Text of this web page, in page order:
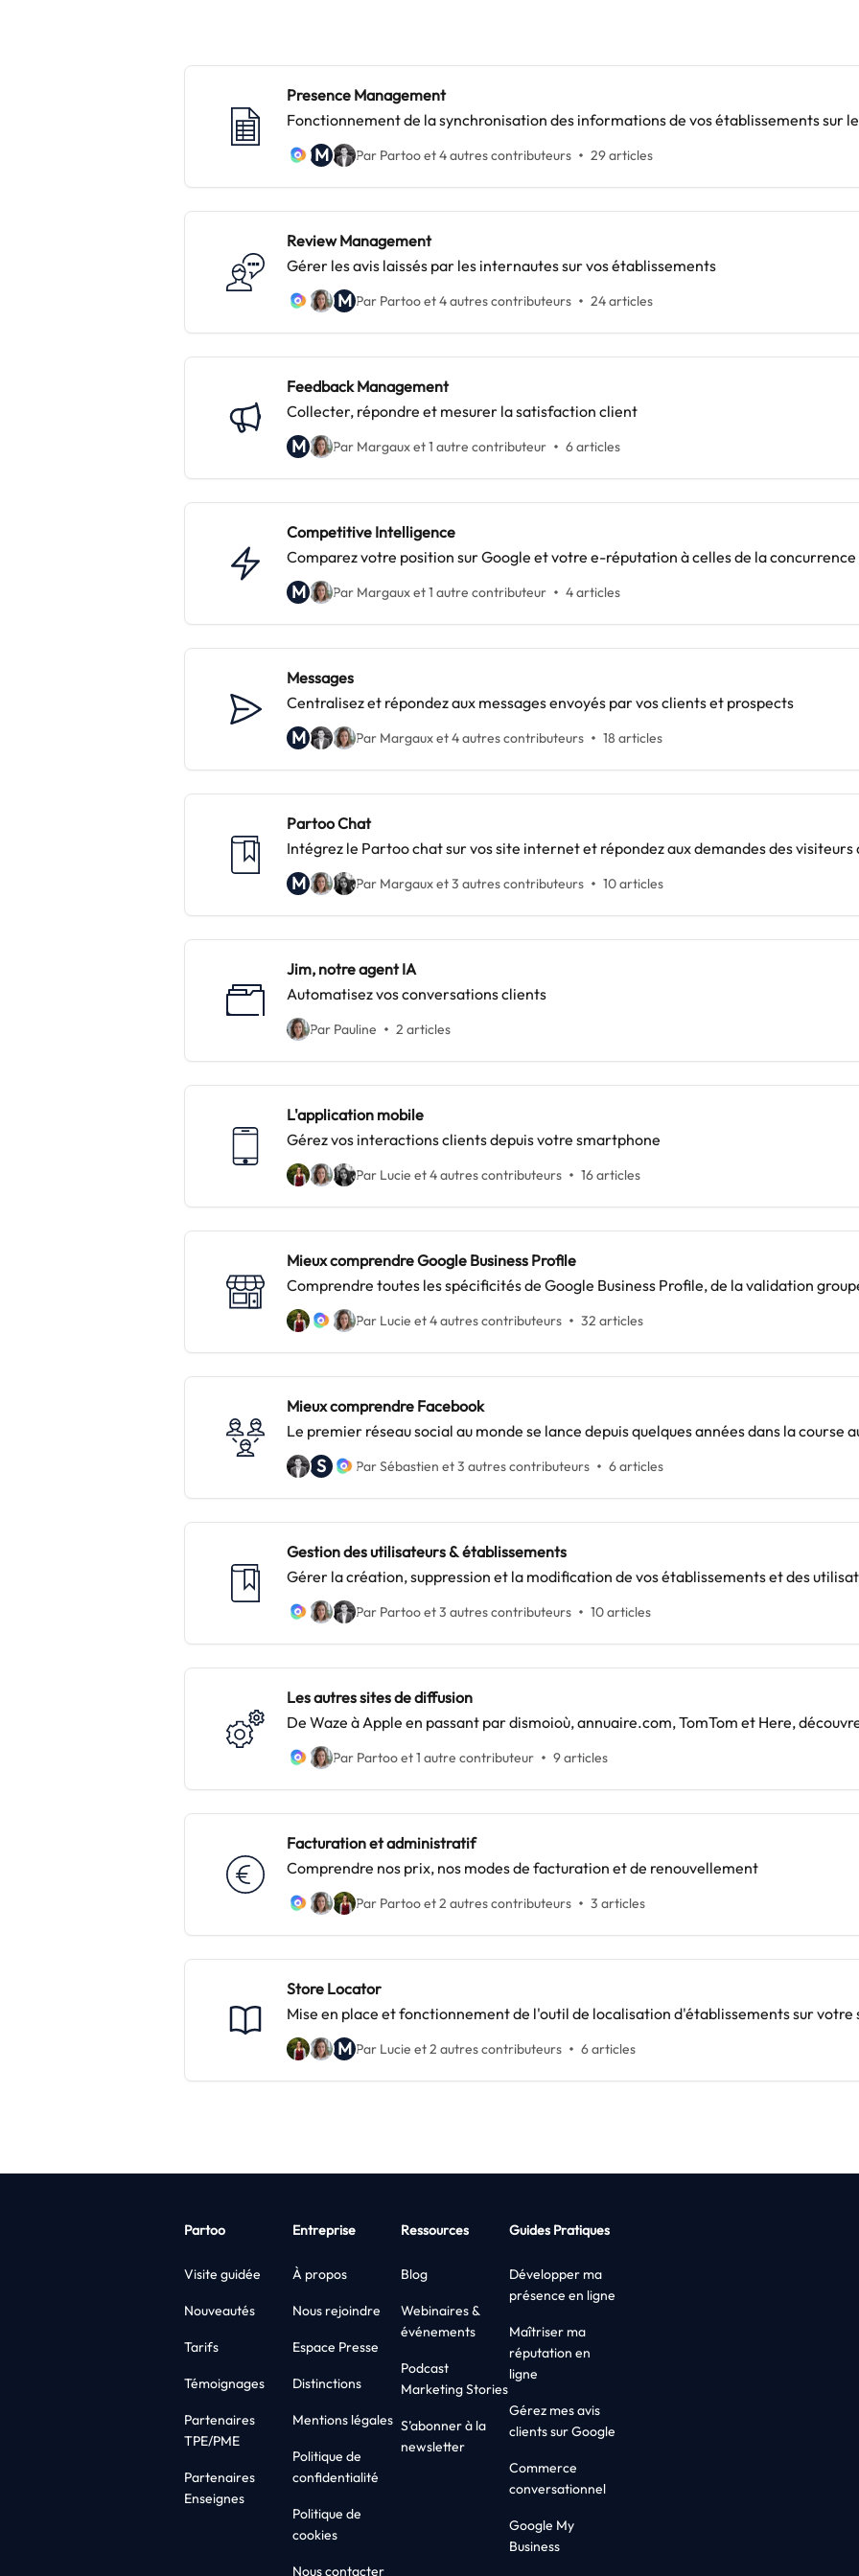
Presence Management
Fonctionnement de la synchronisation des informations de vos établissements sur
diffusion de Partoo
M Par Partoo et 4 autres contributeurs 29 articles
Review Management
Gérer les avis laissés par les internautes sur vos établissements
M Par Partoo et 4 autres contributeurs 24 articles
Feedback Management
Collecter, répondre et mesurer la satisfaction client
M Par Margaux et 1 autre contributeur 6 articles
Competitive Intelligence
Comparez votre position sur Google et votre e-réputation à celles de la concurrence
M Par Margaux et 1 autre contributeur 4 articles
Messages
Centralisez et répondez aux messages envoyés par vos clients et prospects
M Par Margaux et 4 autres contributeurs 18 articles
Partoo Chat
Intégrez le Partoo chat sur vos site internet et répondez aux demandes des visiteurs
M Par Margaux et 3 autres contributeurs 10 articles
Jim, notre agent IA
Automatisez vos conversations clients
Par Pauline 2 articles
L'application mobile
Gérez vos interactions clients depuis votre smartphone
Par Lucie et 4 autres contributeurs 16 articles
Mieux comprendre Google Business Profile
Comprendre toutes les spécificités de Google Business Profile, de la validation
doublons !
Par Lucie et 4 autres contributeurs 32 articles
Mieux comprendre Facebook
Le premier réseau social au monde se lance depuis quelques années dans la course
points de vente !
S Par Sébastien et 3 autres contributeurs 6 articles
Gestion des utilisateurs & établissements
Gérer la création, suppression et la modification de vos établissements et des
Partoo
Par Partoo et 3 autres contributeurs 10 articles
Les autres sites de diffusion
De Waze à Apple en passant par dismoioù, annuaire.com, TomTom et Here,
de sites partenaires !
Par Partoo et 1 autre contributeur 9 articles
Facturation et administratif
Comprendre nos prix, nos modes de facturation et de renouvellement
Par Partoo et 2 autres contributeurs 3 articles
Store Locator
Mise en place et fonctionnement de l'outil de localisation d'établissements sur votre
M Par Lucie et 2 autres contributeurs 6 articles
Partoo
Visite guidée
Nouveautés
Tarifs
Témoignages
Partenaires
TPE/PME
Partenaires
Enseignes
Entreprise
À propos
Nous rejoindre
Espace Presse
Distinctions
Mentions légales
Politique de
confidentialité
Politique de
cookies
Nous contacter
Ressources
Blog
Webinaires &
événements
Podcast
Marketing Stories
S’abonner à la
newsletter
Guides Pratiques
Développer ma
présence en ligne
Maîtriser ma
réputation en
ligne
Gérez mes avis
clients sur Google
Commerce
conversationnel
Google My
Business